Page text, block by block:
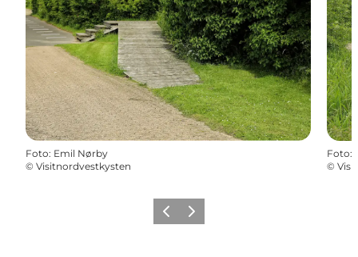
Foto: Emil Nørby
© Visitnordvestkysten
Foto:
©
ForrigeNæste